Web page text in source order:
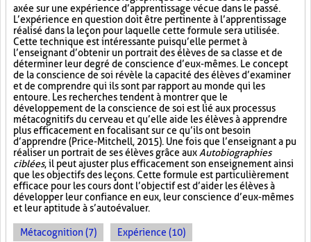
axée sur une expérience d’apprentissage vécue dans le passé.
L’expérience en question doit être pertinente à l’apprentissage
réalisé dans la leçon pour laquelle cette formule sera utilisée.
Cette technique est intéressante puisqu’elle permet à
l’enseignant d’obtenir un portrait des élèves de sa classe et de
déterminer leur degré de conscience d’eux-mêmes. Le concept
de la conscience de soi révèle la capacité des élèves d’examiner
et de comprendre qui ils sont par rapport au monde qui les
entoure. Les recherches tendent à montrer que le
développement de la conscience de soi est lié aux processus
métacognitifs du cerveau et qu’elle aide les élèves à apprendre
plus efficacement en focalisant sur ce qu’ils ont besoin
d’apprendre (Price-Mitchell, 2015). Une fois que l’enseignant a pu
réaliser un portrait de ses élèves grâce aux Autobiographies
ciblées, il peut ajuster plus efficacement son enseignement ainsi
que les objectifs des leçons. Cette formule est particulièrement
efficace pour les cours dont l’objectif est d’aider les élèves à
développer leur confiance en eux, leur conscience d’eux-mêmes
et leur aptitude à s’autoévaluer.
Métacognition (7) Expérience (10)